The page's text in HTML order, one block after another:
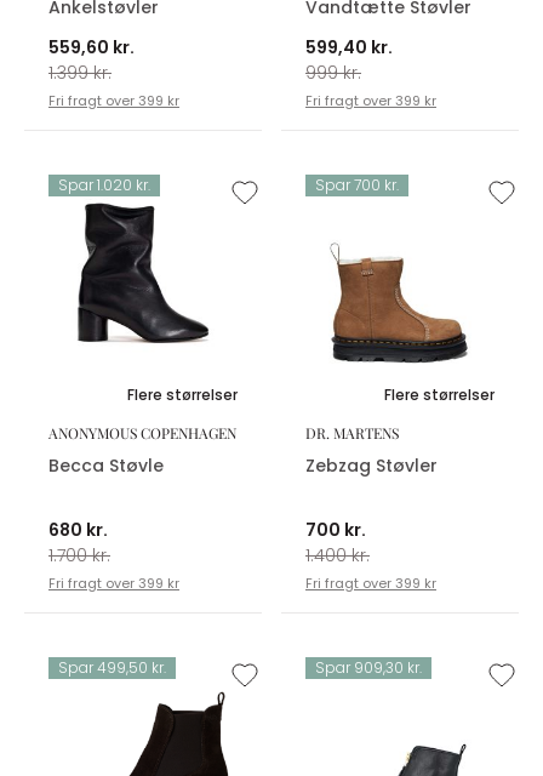
Ankelstøvler
559,60 kr.
1.399 kr.
Fri fragt over 399 kr
Vandtætte Støvler
599,40 kr.
999 kr.
Fri fragt over 399 kr
Spar 1.020 kr.
Flere størrelser
ANONYMOUS COPENHAGEN
Becca Støvle
680 kr.
1.700 kr.
Fri fragt over 399 kr
Spar 700 kr.
Flere størrelser
DR. MARTENS
Zebzag Støvler
700 kr.
1.400 kr.
Fri fragt over 399 kr
Spar 499,50 kr. Spar 909,30 kr.